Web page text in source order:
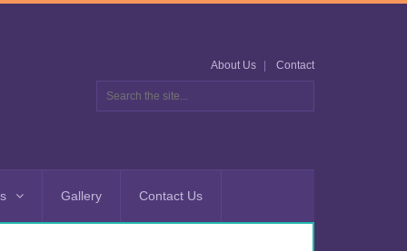
About Us Contact
Gallery Contact Us